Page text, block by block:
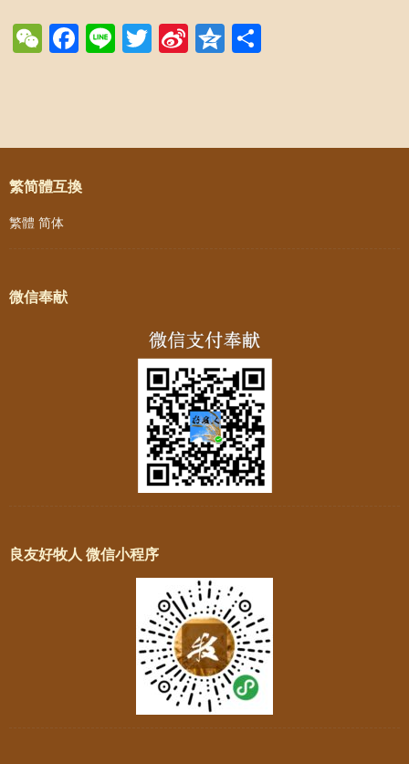
WeChat
Facebook
LineTwitter
SinaQzone
Post navigation
繁简體互換
繁體 简体
微信奉献
良友好牧人 微信小程序